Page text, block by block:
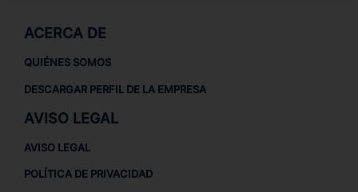
ACERCA DE
QUIÉNES SOMOS
DESCARGAR PERFIL DE LA EMPRESA
AVISO LEGAL
AVISO LEGAL
POLÍTICA DE PRIVACIDAD